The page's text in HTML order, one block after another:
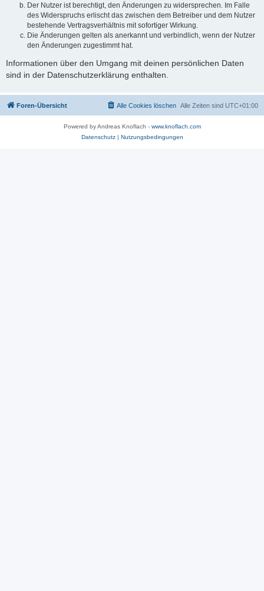
Der Nutzer ist berechtigt, den Änderungen zu widersprechen. Im Falle
des Widerspruchs erlischt das zwischen dem Betreiber und dem Nutzer
bestehende Vertragsverhältnis mit sofortiger Wirkung.
Die Änderungen gelten als anerkannt und verbindlich, wenn der Nutzer
den Änderungen zugestimmt hat.
Informationen über den Umgang mit deinen persönlichen Daten
sind in der Datenschutzerklärung enthalten.
Foren-Übersicht Alle Zeiten sind UTC+01:00
Alle Cookies löschen
Powered by Andreas Knoflach - www.knoflach.com
Datenschutz| Nutzungsbedingungen